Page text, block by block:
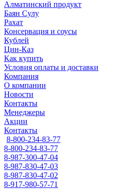
Алматинский продукт
Баян Сулу
Рахат
Консервация и соусы
Кублей
Цин-Каз
Как купить
Условия оплаты и доставки
Компания
О компании
Новости
Контакты
Менеджеры
Акции
Контакты
8-800-234-83-77
8-800-234-83-77
8-987-300-47-04
8-987-830-47-03
8-987-830-47-02
8-917-980-57-71